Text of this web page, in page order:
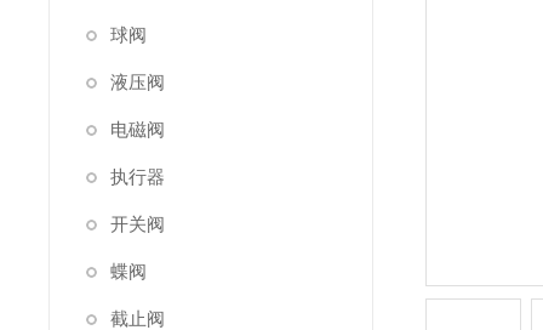
球阀
液压阀
电磁阀
执行器
开关阀
蝶阀
截止阀